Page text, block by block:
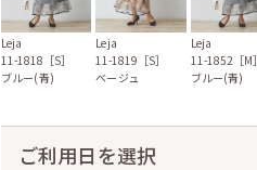
Leja
11-1818［S］
ブルー(青)
Leja
11-1819［S］
ベージュ
Leja
11-1852［M］
ブルー(青)
ご利用日を選択